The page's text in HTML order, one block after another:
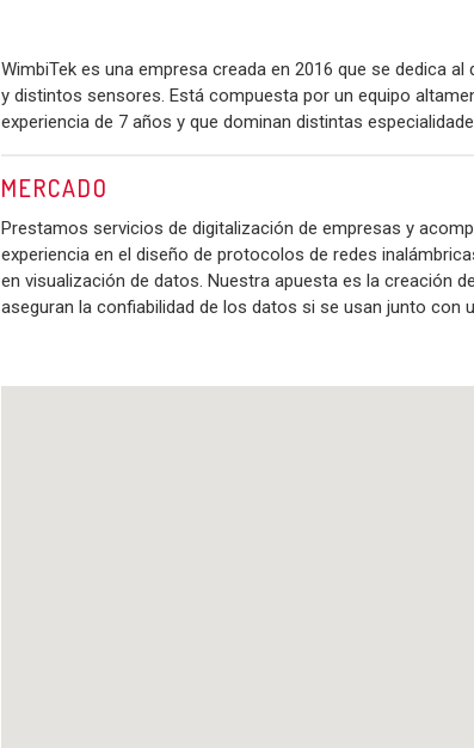
WimbiTek es una empresa creada en 2016 que se dedica
y distintos sensores. Está compuesta por un equipo
experiencia de 7 años y que dominan distintas
MERCADO
Prestamos servicios de digitalización de empresas y
experiencia en el diseño de protocolos de redes
en visualización de datos. Nuestra apuesta es la creación
aseguran la confiabilidad de los datos si se usan junto con